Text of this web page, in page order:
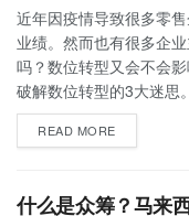
近年因疫情导致很多零
业绩。然而也有很多企
吗？数位转型又会不会
破解数位转型的3大迷思。
READ MORE
什么是众筹？马来